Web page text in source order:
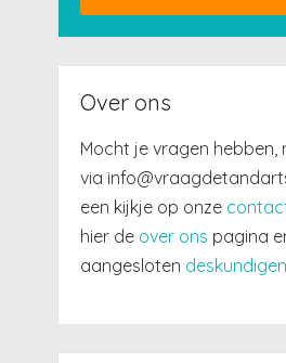
Over ons
Mocht je vragen hebben,
via
een kijkje op onze
hier de over ons pagina
aangesloten deskundigen